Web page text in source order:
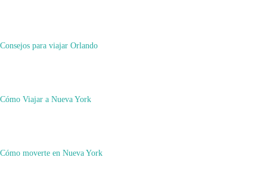
Consejos para viajar Orlando
Cómo Viajar a Nueva York
Cómo moverte en Nueva York